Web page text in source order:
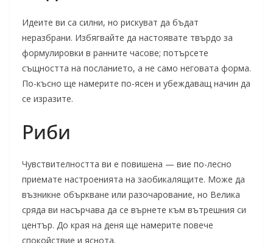
Идеите ви са силни, но рискуват да бъдат
неразбрани. Избягвайте да настоявате твърдо за
формулировки в ранните часове; потърсете
същността на посланието, а не само неговата форма.
По-късно ще намерите по-ясен и убеждаващ начин да
се изразите.
Риби
Чувствителността ви е повишена — вие по-лесно
приемате настроенията на заобикалящите. Може да
възникне объркване или разочарование, но Велика
сряда ви насърчава да се върнете към вътрешния си
център. До края на деня ще намерите повече
спокойствие и яснота.